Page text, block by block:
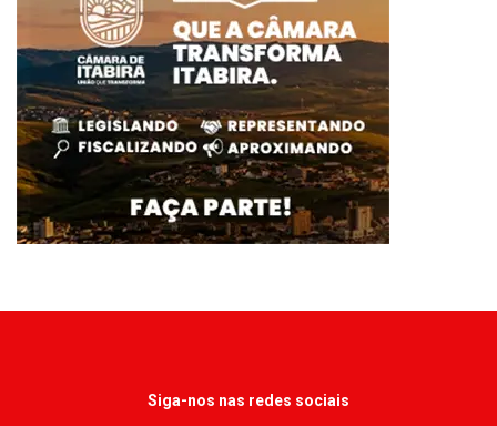
Siga-nos nas redes sociais